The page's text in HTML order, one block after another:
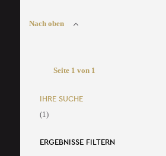
Nach oben
Seite 1 von 1
IHRE SUCHE
(1)
ERGEBNISSE FILTERN